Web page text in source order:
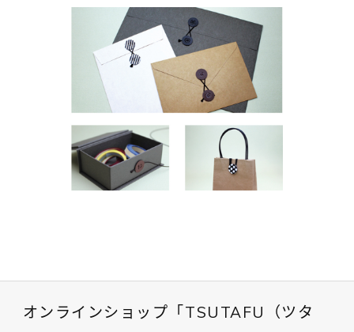
オンラインショップ「TSUTAFU（ツタ